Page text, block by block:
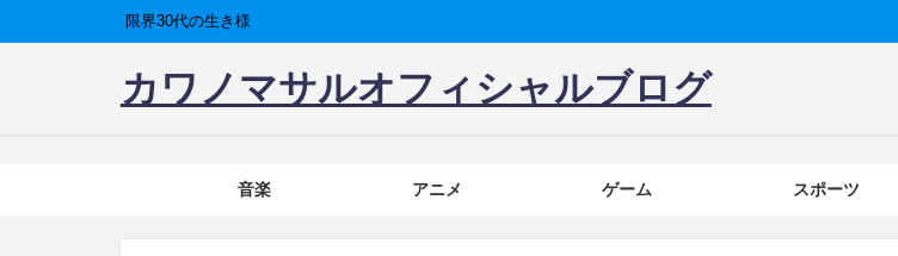
限界30代の生き様
カワノマサルオフィシャルブログ
音楽 アニメ ゲーム スポーツ